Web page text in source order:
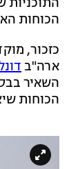
התוכניות
הכוחות
כזכור,
ארה"ב
השאיר בבסיס
הכוחות